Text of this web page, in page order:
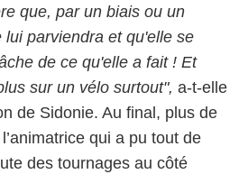
que, par un biais ou un
parviendra et qu'elle se
de ce qu'elle a fait ! Et
sur un vélo surtout", a-t-elle
de Sidonie. Au final, plus de
qui a pu tout de
des tournages au côté